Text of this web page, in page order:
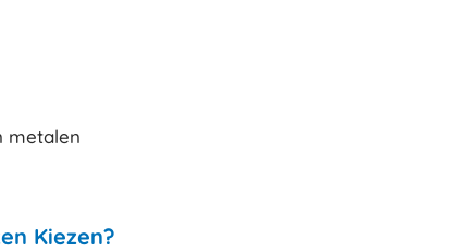
metalen
Kiezen?